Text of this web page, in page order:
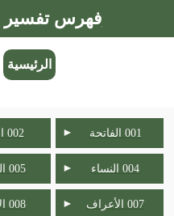
فهرس تفسير
الرئيسية
001 الفاتحة ► 002 البقرة
004 النساء ► 005 المائدة
007 الأعراف ► 008 الأنفال